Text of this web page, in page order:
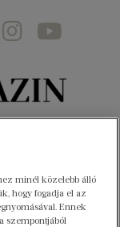
minél közelebb álló
hogy fogadja el az
Ennek
szempontjából